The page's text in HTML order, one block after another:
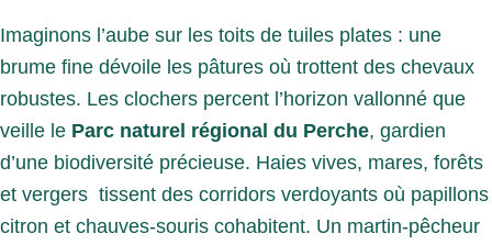
Imaginons l’aube sur les toits de tuiles plates : une
brume fine dévoile les pâtures où trottent des chevaux
robustes. Les clochers percent l’horizon vallonné que
veille le Parc naturel régional du Perche, gardien
d’une biodiversité précieuse. Haies vives, mares, forêts
et vergers tissent des corridors verdoyants où papillons
citron et chauves-souris cohabitent. Un martin-pêcheur